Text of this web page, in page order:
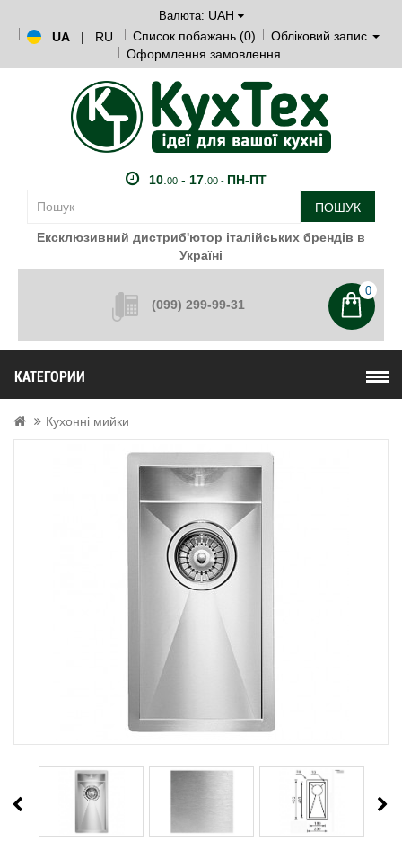
Валюта: UAH
UA
| RU Список побажань (0)
Обліковий запис
Оформлення замовлення
10. 00- 17. 00 - ПН-ПТ
ПОШУК
Ексклюзивний дистриб'ютор італійських брендів в
Україні
(099) 299-99-31
0
КАТЕГОРИИ
Кухонні мийки